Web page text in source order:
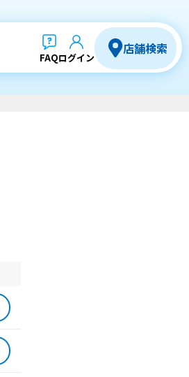
FAQログイン
店舗検索